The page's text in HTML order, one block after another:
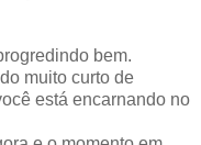
bem.
muito curto de
está encarnando no